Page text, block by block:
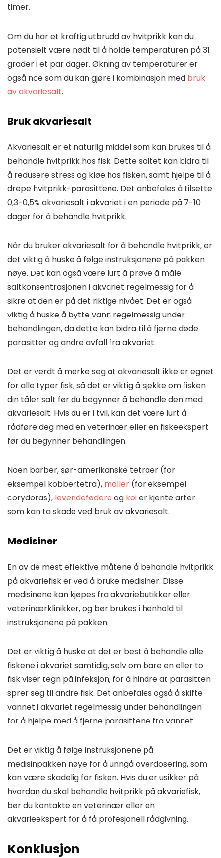
timer.
Om du har et kraftig utbrudd av hvitprikk kan du
potensielt være nødt til å holde temperaturen på 31
grader i et par dager. Økning av temperaturer er
også noe som du kan gjøre i kombinasjon med bruk
av akvariesalt.
Bruk akvariesalt
Akvariesalt er et naturlig middel som kan brukes til å
behandle hvitprikk hos fisk. Dette saltet kan bidra til
å redusere stress og kløe hos fisken, samt hjelpe til å
drepe hvitprikk-parasittene. Det anbefales å tilsette
0,3-0,5% akvariesalt i akvariet i en periode på 7-10
dager for å behandle hvitprikk.
Når du bruker akvariesalt for å behandle hvitprikk, er
det viktig å huske å følge instruksjonene på pakken
nøye. Det kan også være lurt å prøve å måle
saltkonsentrasjonen i akvariet regelmessig for å
sikre at den er på det riktige nivået. Det er også
viktig å huske å bytte vann regelmessig under
behandlingen, da dette kan bidra til å fjerne døde
parasitter og andre avfall fra akvariet.
Det er verdt å merke seg at akvariesalt ikke er egnet
for alle typer fisk, så det er viktig å sjekke om fisken
din tåler salt før du begynner å behandle den med
akvariesalt. Hvis du er i tvil, kan det være lurt å
rådføre deg med en veterinær eller en fiskeekspert
før du begynner behandlingen.
Noen barber, sør-amerikanske tetraer (for
eksempel kobbertetra), maller (for eksempel
corydoras), levendefødere og koier kjente arter
som kan ta skade ved bruk av akvariesalt.
Medisiner
En av de mest effektive måtene å behandle hvitprikk
på akvariefisk er ved å bruke medisiner. Disse
medisinene kan kjøpes fra akvariebutikker eller
veterinærklinikker, og bør brukes i henhold til
instruksjonene på pakken.
Det er viktig å huske at det er best å behandle alle
fiskene i akvariet samtidig, selv om bare en eller to
fisk viser tegn på infeksjon, for å hindre at parasitten
sprer seg til andre fisk. Det anbefales også å skifte
vannet i akvariet regelmessig under behandlingen
for å hjelpe med å fjerne parasittene fra vannet.
Det er viktig å følge instruksjonene på
medisinpakken nøye for å unngå overdosering, som
kan være skadelig for fisken. Hvis du er usikker på
hvordan du skal behandle hvitprikk på akvariefisk,
bør du kontakte en veterinær eller en
akvarieekspert for å få profesjonell rådgivning.
Konklusjon